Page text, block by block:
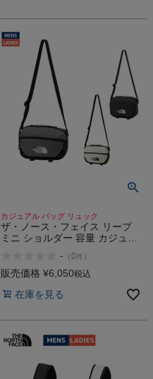
カジュアル バッグ リュック
ザ・ノース・フェイス リープ
ミニ ショルダー 容量 カジュア
グ 肩掛けバッグ 鞄 お出かけ 通
勤 通学 THE NORTH FACE
VW KZ
- （0件 ）
販売価格 ¥6,050税込
在庫を見る